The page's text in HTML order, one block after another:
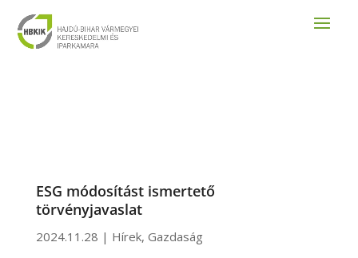
ESG módosítást ismertető
törvényjavaslat
2024.11.28 | Hírek, Gazdaság